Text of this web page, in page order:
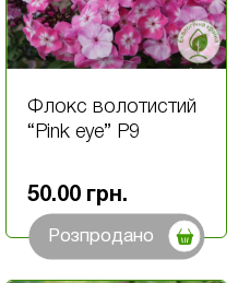
Флокс волотистий
“Pink eye” Р9
50.00 грн.
Розпродано